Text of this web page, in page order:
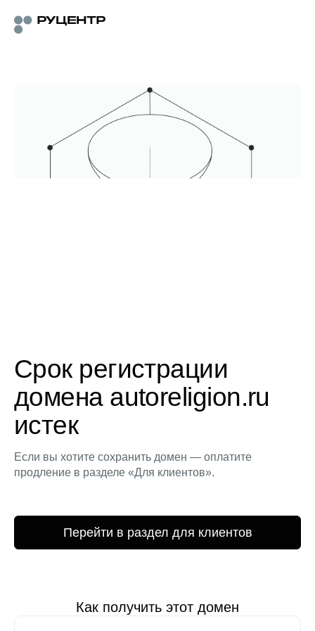
Срок регистрации
домена autoreligion.ru
истек
Если вы хотите сохранить домен — оплатите
продление в разделе «Для клиентов».
Перейти в раздел для клиентов
Как получить этот домен